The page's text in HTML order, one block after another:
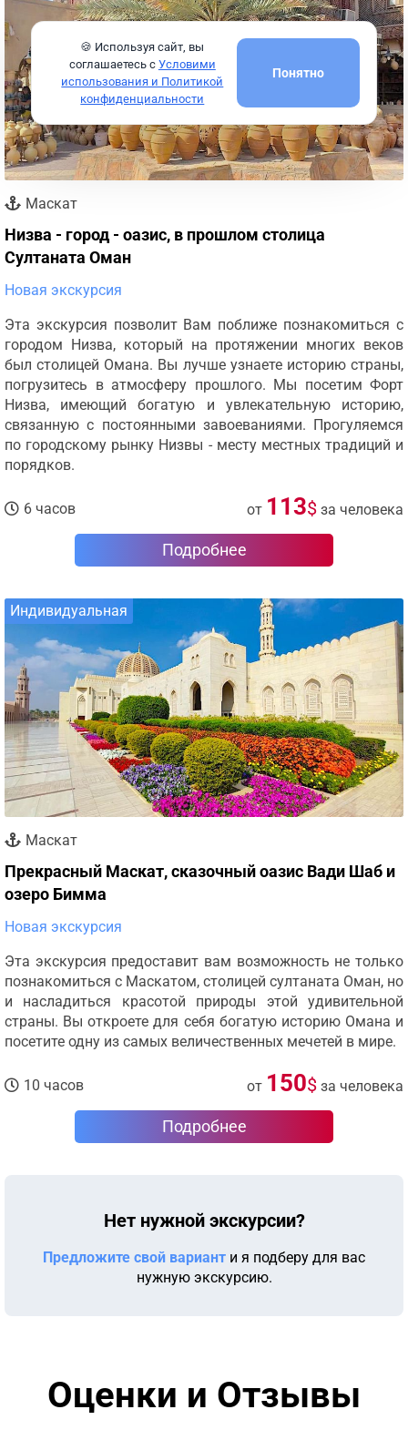
Маскат
Низва - город - оазис, в прошлом столица
Султаната Оман
Новая экскурсия
Эта экскурсия позволит Вам поближе познакомиться с
городом Низва, который на протяжении многих веков
был столицей Омана. Вы лучше узнаете историю страны,
погрузитесь в атмосферу прошлого. Мы посетим Форт
Низва, имеющий богатую и увлекательную историю,
связанную с постоянными завоеваниями. Прогуляемся
по городскому рынку Низвы - месту местных традиций и
порядков.
6 часов от 113$ за человека
Подробнее
Индивидуальная
Маскат
Прекрасный Маскат, сказочный оазис Вади Шаб и
озеро Бимма
Новая экскурсия
Эта экскурсия предоставит вам возможность не только
познакомиться с Маскатом, столицей султаната Оман, но
и насладиться красотой природы этой удивительной
страны. Вы откроете для себя богатую историю Омана и
посетите одну из самых величественных мечетей в мире.
10 часов от 150$ за человека
Подробнее
Нет нужной экскурсии?
Предложите свой вариант и я подберу для вас
нужную экскурсию.
Оценки и Отзывы
🍪 Используя сайт, вы
соглашаетесь с Условими
использования и Политикой
конфиденциальности
Понятно